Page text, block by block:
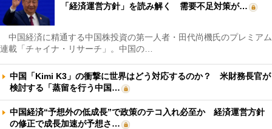
「経済運営方針」を読み解く 需要不足対策が…
中国経済に精通する中国株投資の第一人者・田代尚機氏のプレミアム
連載「チャイナ・リサーチ」。中国の…
中国「Kimi K3」の衝撃に世界はどう対応するのか？ 米財務長官が
検討する「蒸留を行う中国…
中国経済“予想外の低成長”で政策のテコ入れ必至か 経済運営方針
の修正で成長加速が予想さ…